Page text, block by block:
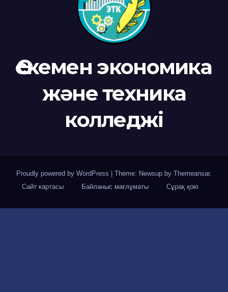
Өскемен экономика
және техника
колледжі
Proudly powered by WordPress Theme: Newsup by Themeansar.
Сайт картасы
Байланыс мағлұматы Сұрақ қою